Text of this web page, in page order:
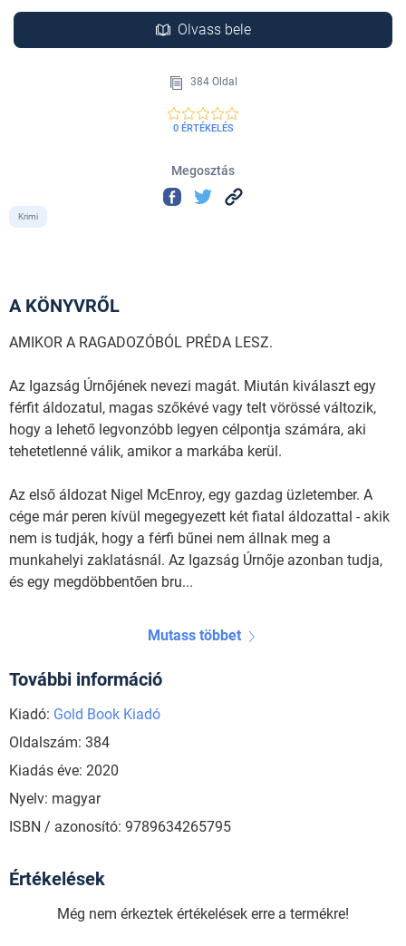
Olvass bele
384 Oldal
0 ÉRTÉKELÉS
Megosztás
Krimi
A KÖNYVRŐL
AMIKOR A RAGADOZÓBÓL PRÉDA LESZ.
Az Igazság Úrnőjének nevezi magát. Miután kiválaszt egy
férfit áldozatul, magas szőkévé vagy telt vörössé változik,
hogy a lehető legvonzóbb legyen célpontja számára, aki
tehetetlenné válik, amikor a markába kerül.
Az első áldozat Nigel McEnroy, egy gazdag üzletember. A
cége már peren kívül megegyezett két fiatal áldozattal - akik
nem is tudják, hogy a férfi bűnei nem állnak meg a
munkahelyi zaklatásnál. Az Igazság Úrnője azonban tudja,
és egy megdöbbentően bru...
Mutass többet
További információ
Kiadó: Gold Book Kiadó
Oldalszám: 384
Kiadás éve: 2020
Nyelv: magyar
ISBN / azonosító: 9789634265795
Értékelések
Még nem érkeztek értékelések erre a termékre!